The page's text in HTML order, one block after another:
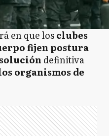
en que losclubes
fijen postura
solución definitiva
organismos de